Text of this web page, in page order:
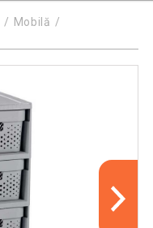
Mobilă